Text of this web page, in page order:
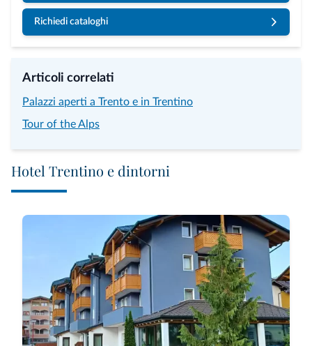
Richiedi cataloghi
Articoli correlati
Palazzi aperti a Trento e in Trentino
Tour of the Alps
Hotel Trentino e dintorni